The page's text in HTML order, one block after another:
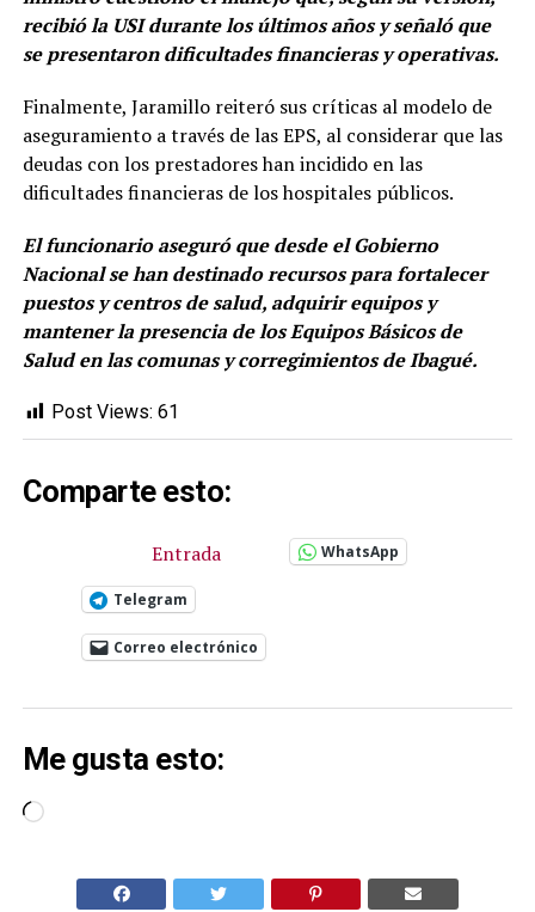
recibió la USI durante los últimos años y señaló que
se presentaron dificultades financieras y operativas.
Finalmente, Jaramillo reiteró sus críticas al modelo de
aseguramiento a través de las EPS, al considerar que las
deudas con los prestadores han incidido en las
dificultades financieras de los hospitales públicos.
El funcionario aseguró que desde el Gobierno
Nacional se han destinado recursos para fortalecer
puestos y centros de salud, adquirir equipos y
mantener la presencia de los Equipos Básicos de
Salud en las comunas y corregimientos de Ibagué.
Post Views: 61
Comparte esto:
Entrada WhatsApp
Telegram
Correo electrónico
Me gusta esto:
Cargando...